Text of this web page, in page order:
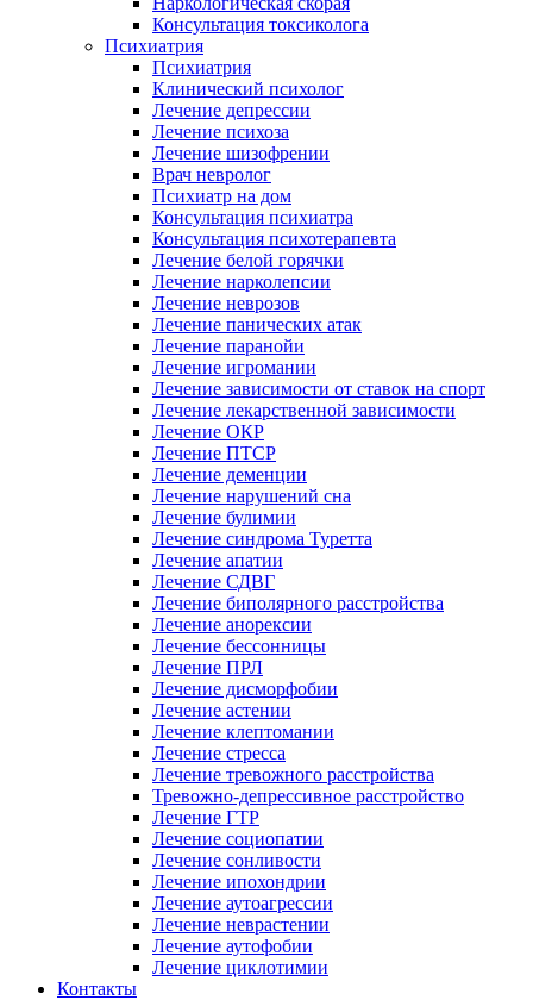
Консультация токсиколога
Психиатрия
Психиатрия
Клинический психолог
Лечение депрессии
Лечение психоза
Лечение шизофрении
Врач невролог
Психиатр на дом
Консультация психиатра
Консультация психотерапевта
Лечение белой горячки
Лечение нарколепсии
Лечение неврозов
Лечение панических атак
Лечение паранойи
Лечение игромании
Лечение зависимости от ставок на спорт
Лечение лекарственной зависимости
Лечение ОКР
Лечение ПТСР
Лечение деменции
Лечение нарушений сна
Лечение булимии
Лечение синдрома Туретта
Лечение апатии
Лечение СДВГ
Лечение биполярного расстройства
Лечение анорексии
Лечение бессонницы
Лечение ПРЛ
Лечение дисморфобии
Лечение астении
Лечение клептомании
Лечение стресса
Лечение тревожного расстройства
Тревожно-депрессивное расстройство
Лечение ГТР
Лечение социопатии
Лечение сонливости
Лечение ипохондрии
Лечение аутоагрессии
Лечение неврастении
Лечение аутофобии
Лечение циклотимии
Контакты